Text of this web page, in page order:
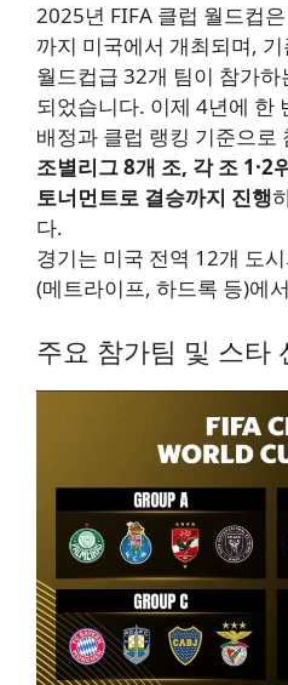
2025년 FIFA 클럽 월드컵
까지 미국에서 개최되며,
월드컵급 32개 팀이 참가
되었습니다. 이제 4년에 한
배정과 클럽 랭킹 기준으로
조별리그 8개 조, 각 조 1·2
토너먼트로 결승까지 진행
다.
경기는 미국 전역 12개 도
(메트라이프, 하드록 등)에
주요 참가팀 및 스타